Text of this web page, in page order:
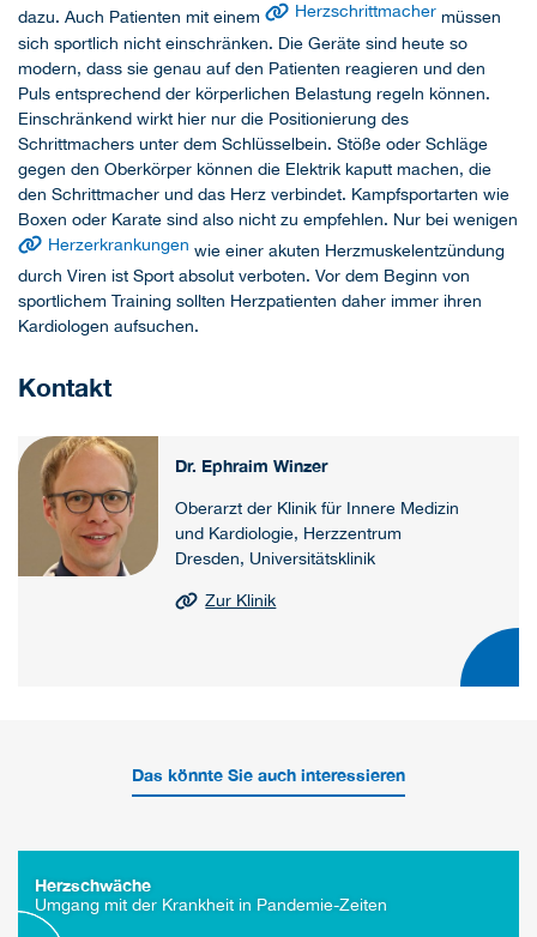
dazu. Auch Patienten mit einem
Herzschrittmacher müssen
sich sportlich nicht einschränken. Die Geräte sind heute so
modern, dass sie genau auf den Patienten reagieren und den
Puls entsprechend der körperlichen Belastung regeln können.
Einschränkend wirkt hier nur die Positionierung des
Schrittmachers unter dem Schlüsselbein. Stöße oder Schläge
gegen den Oberkörper können die Elektrik kaputt machen, die
den Schrittmacher und das Herz verbindet. Kampfsportarten wie
Boxen oder Karate sind also nicht zu empfehlen. Nur bei wenigen
Herzerkrankungen wie einer akuten Herzmuskelentzündung
durch Viren ist Sport absolut verboten. Vor dem Beginn von
sportlichem Training sollten Herzpatienten daher immer ihren
Kardiologen aufsuchen.
Kontakt
Dr. Ephraim Winzer
Oberarzt der Klinik für Innere Medizin
und Kardiologie, Herzzentrum
Dresden, Universitätsklinik
Zur Klinik
Das könnte Sie auch interessieren
Herzschwäche
Umgang mit der Krankheit in Pandemie-Zeiten